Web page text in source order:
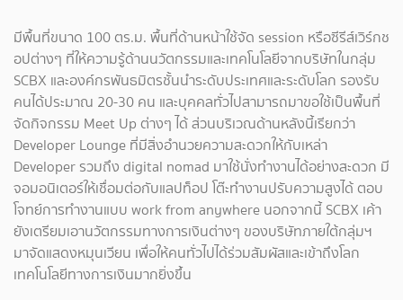
มีพื้นที่ขนาด 100 ตร.ม. พื้นที่ด้านหน้าใช้จัด session หรือซีรีส์เวิร์กช
อปต่างๆ ที่ให้ความรู้ด้านนวัตกรรมและเทคโนโลยีจากบริษัทในกลุ่ม
SCBX และองค์กรพันธมิตรชั้นนำระดับประเทศและระดับโลก รองรับ
คนได้ประมาณ 20-30 คน และบุคคลทั่วไปสามารถมาขอใช้เป็นพื้นที่
จัดกิจกรรม Meet Up ต่างๆ ได้ ส่วนบริเวณด้านหลังนี้เรียกว่า
Developer Lounge ที่มีสิ่งอำนวยความสะดวกให้กับเหล่า
Developer รวมถึง digital nomad มาใช้นั่งทำงานได้อย่างสะดวก มี
จอมอนิเตอร์ให้เชื่อมต่อกับแลปท็อป โต๊ะทำงานปรับความสูงได้ ตอบ
โจทย์การทำงานแบบ work from anywhere นอกจากนี้ SCBX เค้า
ยังเตรียมเอานวัตกรรมทางการเงินต่างๆ ของบริษัทภายใต้กลุ่มฯ
มาจัดแสดงหมุนเวียน เพื่อให้คนทั่วไปได้ร่วมสัมผัสและเข้าถึงโลก
เทคโนโลยีทางการเงินมากยิ่งขึ้น